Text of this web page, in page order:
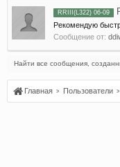
RRIII(L322) 06-09
Рекомендую
Сообщение от:
Найти все сообщения,
Главная Пользователи